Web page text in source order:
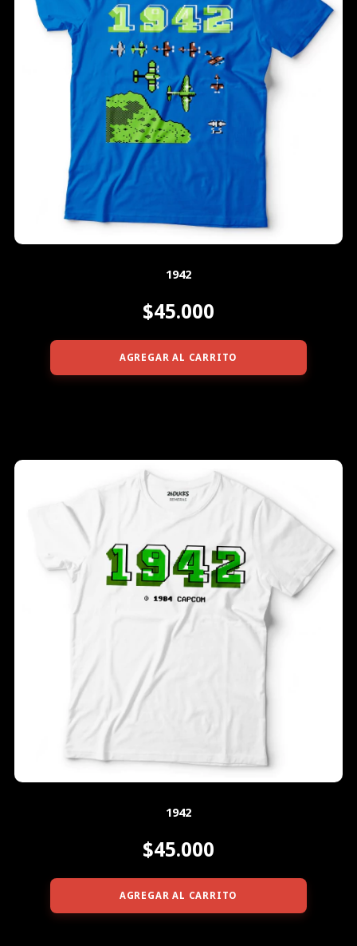
1942
$45.000
AGREGAR AL CARRITO
1942
$45.000
AGREGAR AL CARRITO